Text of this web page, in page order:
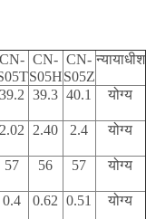
CN- CN-
S05H
CN-
S05Z
न्यायाधीश
39.2 39.3 40.1 योग्य
2.02 2.40 2.4 योग्य
57 56 57 योग्य
0.4 0.62 0.51 योग्य